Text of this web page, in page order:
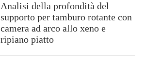
Analisi della profondità del
supporto per tamburo rotante con
camera ad arco allo xeno e
ripiano piatto